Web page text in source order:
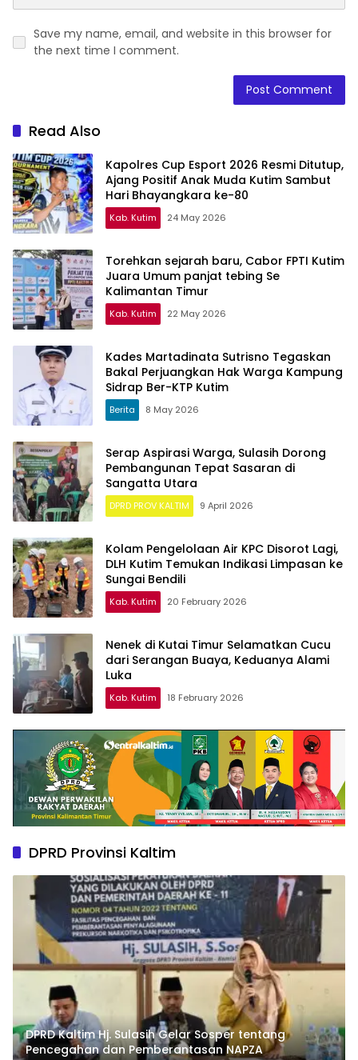
Save my name, email, and website in this browser for
the next time I comment.
Read Also
Kapolres Cup Esport 2026 Resmi Ditutup,
Ajang Positif Anak Muda Kutim Sambut
Hari Bhayangkara ke-80
Kab. Kutim 24 May 2026
Torehkan sejarah baru, Cabor FPTI Kutim
Juara Umum panjat tebing Se
Kalimantan Timur
Kab. Kutim 22 May 2026
Kades Martadinata Sutrisno Tegaskan
Bakal Perjuangkan Hak Warga Kampung
Sidrap Ber-KTP Kutim
Berita 8 May 2026
Serap Aspirasi Warga, Sulasih Dorong
Pembangunan Tepat Sasaran di
Sangatta Utara
DPRD PROV KALTIM 9 April 2026
Kolam Pengelolaan Air KPC Disorot Lagi,
DLH Kutim Temukan Indikasi Limpasan ke
Sungai Bendili
Kab. Kutim 20 February 2026
Nenek di Kutai Timur Selamatkan Cucu
dari Serangan Buaya, Keduanya Alami
Luka
Kab. Kutim 18 February 2026
DPRD Provinsi Kaltim
DPRD Kaltim Hj. Sulasih Gelar Sosper tentang
Pencegahan dan Pemberantasan NAPZA